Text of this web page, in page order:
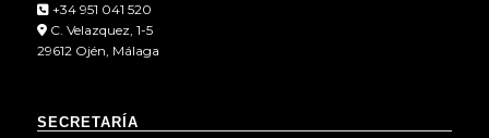
+34 951 041 520
C. Velazquez, 1-5
29612 Ojén, Málaga
SECRETARÍA